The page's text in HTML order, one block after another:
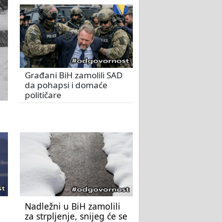
Građani BiH zamolili SAD
da pohapsi i domaće
političare
Nadležni u BiH zamolili
za strpljenje, snijeg će se